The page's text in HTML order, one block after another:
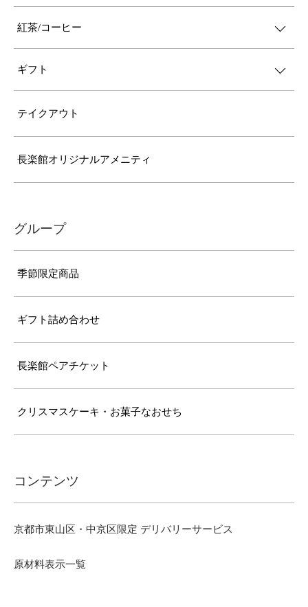
紅茶/コーヒー
ギフト
テイクアウト
長楽館オリジナルアメニティ
グループ
季節限定商品
ギフト詰め合わせ
長楽館ペアチケット
クリスマスケーキ・お菓子なおせち
コンテンツ
京都市東山区・中京区限定 デリバリーサービス
原材料表示一覧